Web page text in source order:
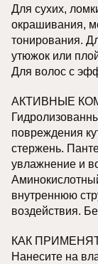
Для сухих,
окрашивания,
тонирования.
утюжок или
Для волос с
АКТИВНЫЕ
повреждения
стержень.
увлажнение и
внутреннюю
воздействия.
КАК
Нанесите на